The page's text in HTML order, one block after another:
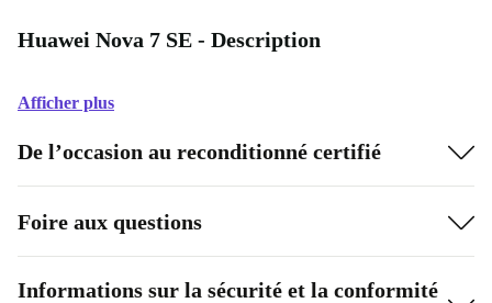
Huawei Nova 7 SE - Description
Afficher plus
De l’occasion au reconditionné certifié
Foire aux questions
Informations sur la sécurité et la conformité